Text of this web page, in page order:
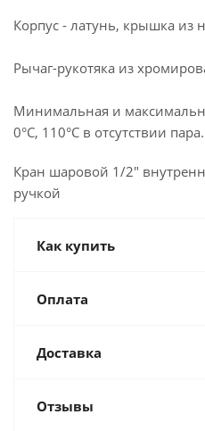
Корпус - латунь, крышка из
Рычаг-рукотяка из
Минимальная и
0°C, 110°C в отсутствии пара.
Кран шаровой 1/2"
ручкой
Как купить
Оплата
Доставка
Отзывы